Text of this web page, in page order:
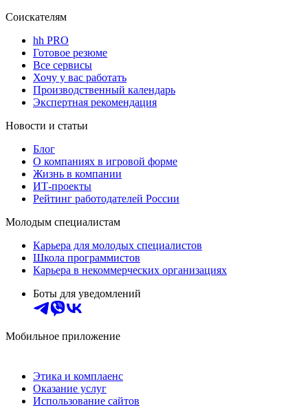
Соискателям
hh PRO
Готовое резюме
Все сервисы
Хочу у вас работать
Производственный календарь
Экспертная рекомендация
Новости и статьи
Блог
О компаниях в игровой форме
Жизнь в компании
ИТ-проекты
Рейтинг работодателей России
Молодым специалистам
Карьера для молодых специалистов
Школа программистов
Карьера в некоммерческих организациях
Боты для уведомлений
Мобильное приложение
Этика и комплаенс
Оказание услуг
Использование сайтов